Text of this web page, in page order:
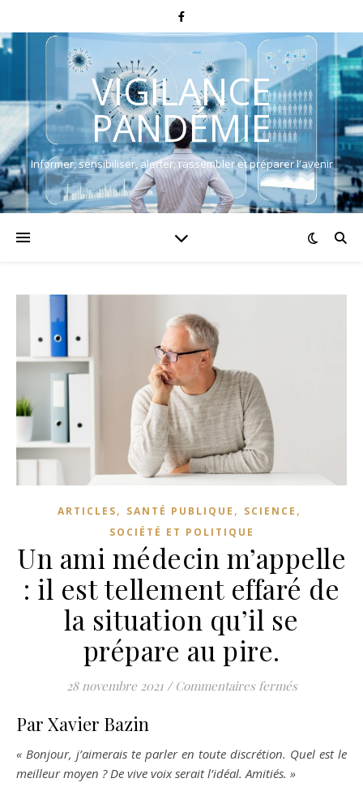
VIGILANCE
PANDÉMIE
Informer, sensibiliser, alerter, rassembler et préparer l'avenir
ARTICLES, SANTÉ PUBLIQUE , SCIENCE ,
SOCIÉTÉ ET POLITIQUE
Un ami médecin m’appelle
: il est tellement effaré de
la situation qu’il se
prépare au pire.
28 novembre 2021 / Commentaires ferméssur Un ami
Par Xavier Bazin
« Bonjour, j’aimerais te parler en toute discrétion. Quel est le
meilleur moyen ? De vive voix serait l’idéal. Amitiés. »